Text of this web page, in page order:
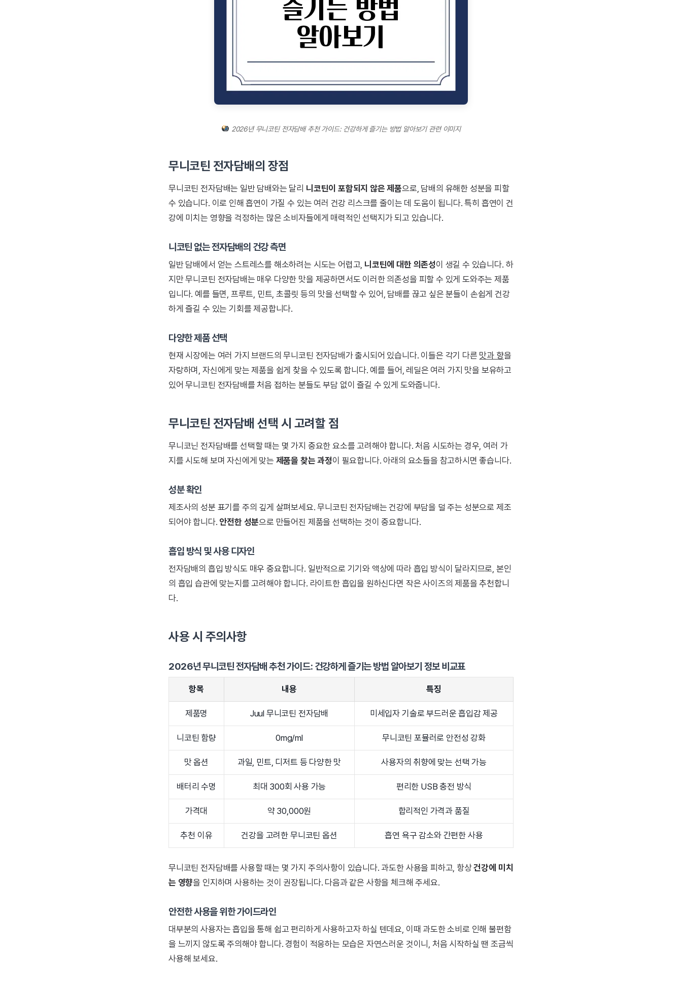
2026년 무니코틴 전자담배 추천 가이드: 건강하게 즐기는 방법 알아보기 관련 이미지
무니코틴 전자담배의 장점
무니코틴 전자담배는 일반 담배와는 달리 니코틴이 포함되지 않은 제품으로, 담배의 유해한 성분을 피할
수 있습니다. 이로 인해 흡연이 가질 수 있는 여러 건강 리스크를 줄이는 데 도움이 됩니다. 특히 흡연이 건
강에 미치는 영향을 걱정하는 많은 소비자들에게 매력적인 선택지가 되고 있습니다.
니코틴 없는 전자담배의 건강 측면
일반 담배에서 얻는 스트레스를 해소하려는 시도는 어렵고, 니코틴에 대한 의존성이 생길 수 있습니다. 하
지만 무니코틴 전자담배는 매우 다양한 맛을 제공하면서도 이러한 의존성을 피할 수 있게 도와주는 제품
입니다. 예를 들면, 프루트, 민트, 초콜릿 등의 맛을 선택할 수 있어, 담배를 끊고 싶은 분들이 손쉽게 건강
하게 즐길 수 있는 기회를 제공합니다.
다양한 제품 선택
현재 시장에는 여러 가지 브랜드의 무니코틴 전자담배가 출시되어 있습니다. 이들은 각기 다른 맛과 향을
자랑하며, 자신에게 맞는 제품을 쉽게 찾을 수 있도록 합니다. 예를 들어, 레딜은 여러 가지 맛을 보유하고
있어 무니코틴 전자담배를 처음 접하는 분들도 부담 없이 즐길 수 있게 도와줍니다.
무니코틴 전자담배 선택 시 고려할 점
무니코닌 전자담배를 선택할 때는 몇 가지 중요한 요소를 고려해야 합니다. 처음 시도하는 경우, 여러 가
지를 시도해 보며 자신에게 맞는 제품을 찾는 과정이 필요합니다. 아래의 요소들을 참고하시면 좋습니다.
성분 확인
제조사의 성분 표기를 주의 깊게 살펴보세요. 무니코틴 전자담배는 건강에 부담을 덜 주는 성분으로 제조
되어야 합니다. 안전한 성분으로 만들어진 제품을 선택하는 것이 중요합니다.
흡입 방식 및 사용 디자인
전자담배의 흡입 방식도 매우 중요합니다. 일반적으로 기기와 액상에 따라 흡입 방식이 달라지므로, 본인
의 흡입 습관에 맞는지를 고려해야 합니다. 라이트한 흡입을 원하신다면 작은 사이즈의 제품을 추천합니
다.
사용 시 주의사항
2026년 무니코틴 전자담배 추천 가이드: 건강하게 즐기는 방법 알아보기 정보 비교표
항목 내용 특징
제품명 Juul 무니코틴 전자담배 미세입자 기술로 부드러운 흡입감 제공
니코틴 함량 0mg/ml 무니코틴 포뮬러로 안전성 강화
맛 옵션 과일, 민트, 디저트 등 다양한 맛 사용자의 취향에 맞는 선택 가능
배터리 수명 최대 300회 사용 가능 편리한 USB 충전 방식
가격대 약 30,000원 합리적인 가격과 품질
추천 이유 건강을 고려한 무니코틴 옵션 흡연 욕구 감소와 간편한 사용
무니코틴 전자담배를 사용할 때는 몇 가지 주의사항이 있습니다. 과도한 사용을 피하고, 항상건강에 미치
는 영향을 인지하며 사용하는 것이 권장됩니다. 다음과 같은 사항을 체크해 주세요.
안전한 사용을 위한 가이드라인
대부분의 사용자는 흡입을 통해 쉽고 편리하게 사용하고자 하실 텐데요, 이때 과도한 소비로 인해 불편함
을 느끼지 않도록 주의해야 합니다. 경험이 적응하는 모습은 자연스러운 것이니, 처음 시작하실 땐 조금씩
사용해 보세요.